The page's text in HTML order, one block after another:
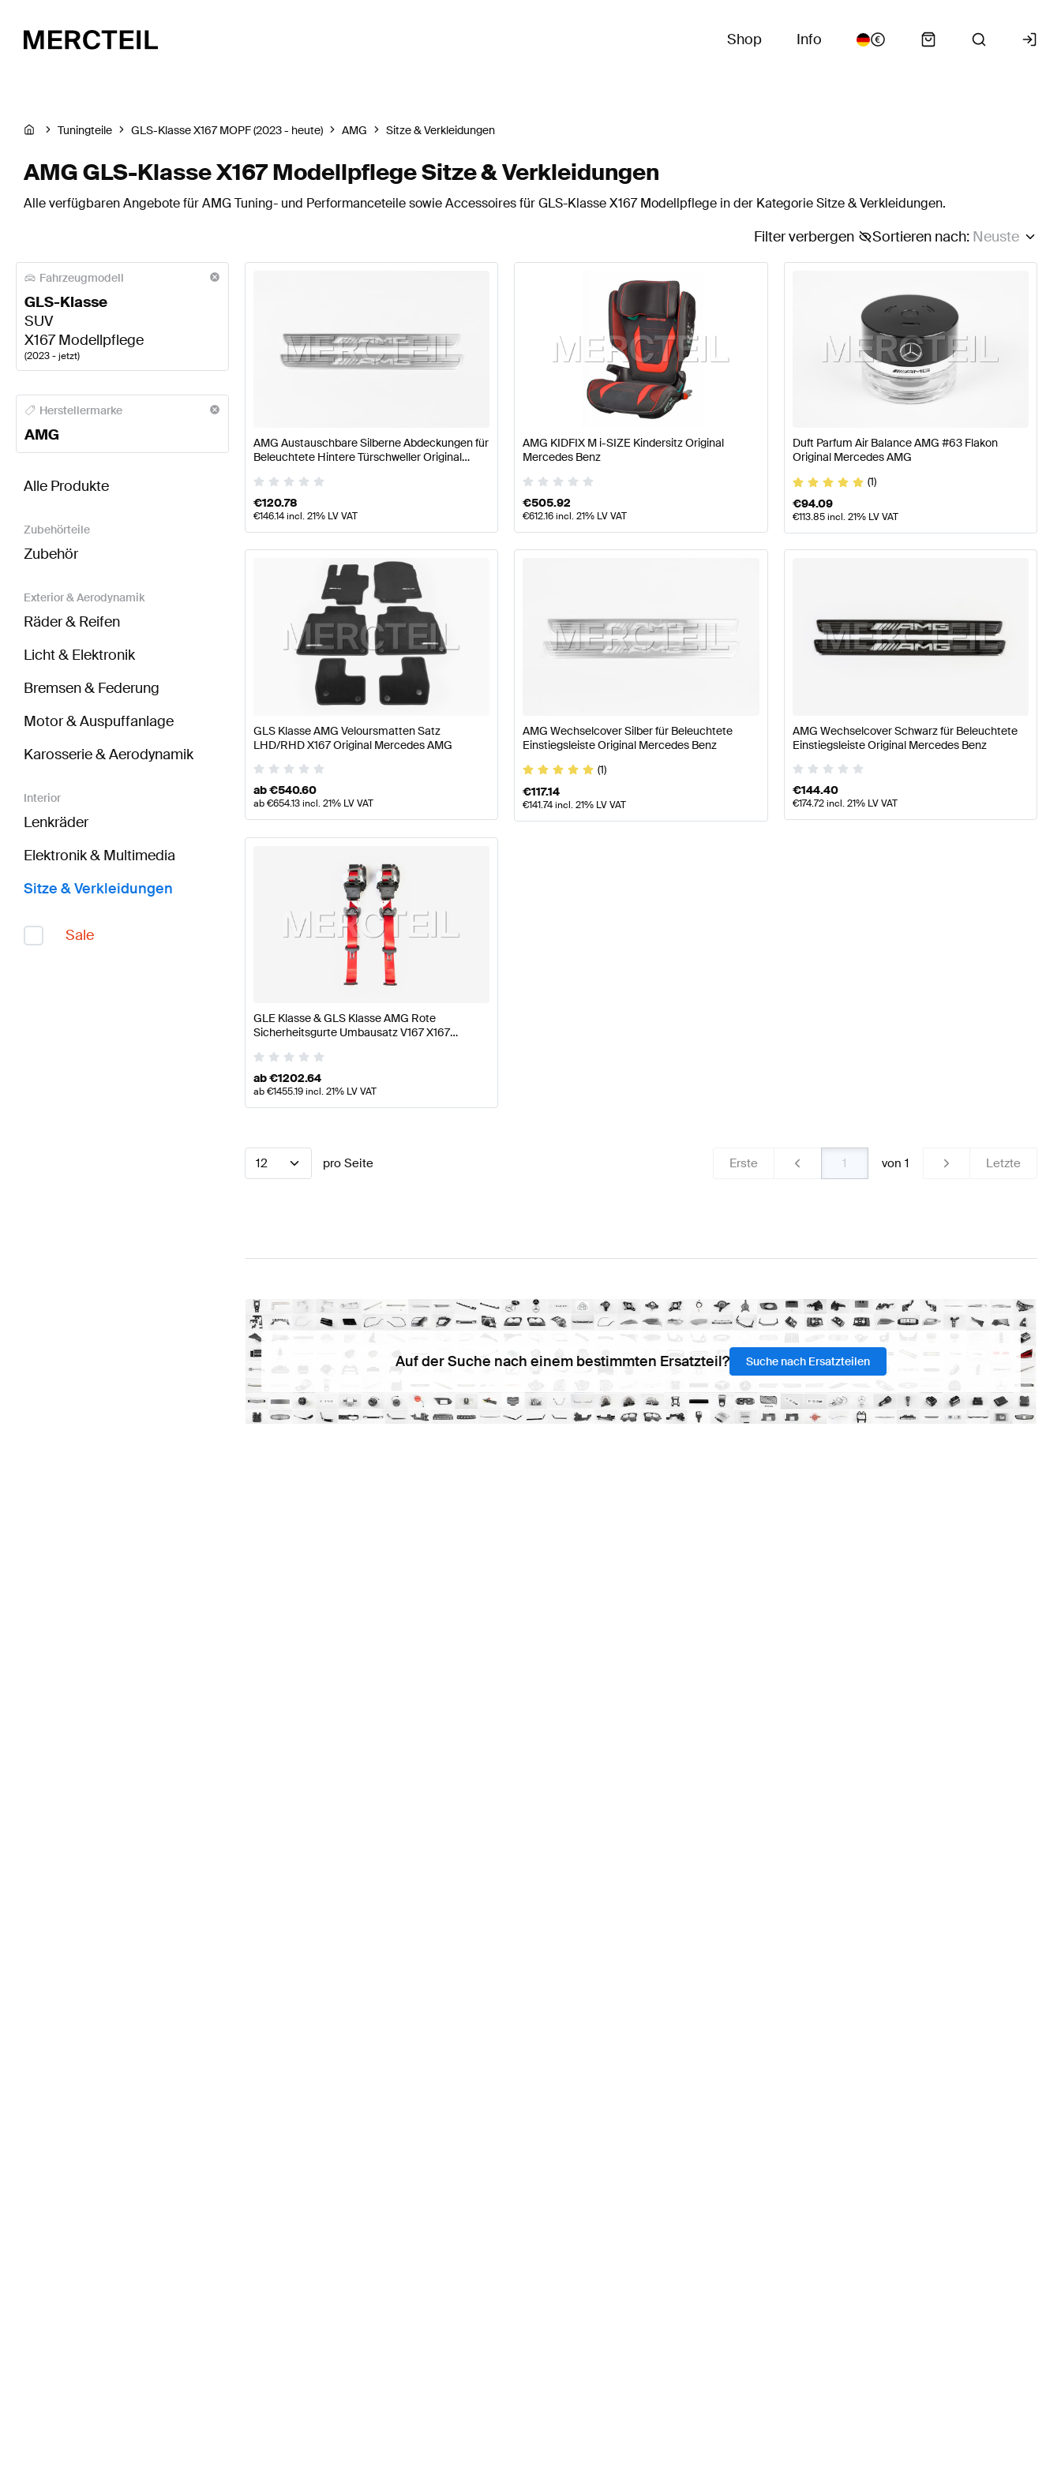
Shop Info
Tuningteile GLS-Klasse X167 MOPF (2023 - heute) AMG Sitze & Verkleidungen
AMG GLS-Klasse X167 Modellpflege Sitze & Verkleidungen
Alle verfügbaren Angebote für AMG Tuning- und Performanceteile sowie Accessoires für GLS-Klasse X167 Modellpflege in der Kategorie Sitze & Verkleidungen.
Sortieren nach: Neuste
Filter verbergen
Fahrzeugmodell
GLS-Klasse
SUV
X167 Modellpflege
(2023 - jetzt)
AMG A-Klasse Sitze & Verkleidungen AMG A-Klasse W177 Modellpflege Sitze & VerkleidungenAMG A-Klasse W177 Sitze & VerkleidungenAMG A-Klasse W176
Herstellermarke
AMG
AMG GLS-Klasse X167 Modellpflege Sitze & Verkleidungen
Mercedes-Benz GLS-Klasse X167
Alle Produkte
Zubehörteile
Zubehör
Exterior & Aerodynamik
Räder & Reifen
Licht & Elektronik
Bremsen & Federung
Motor & Auspuffanlage
Karosserie & Aerodynamik
Interior
Lenkräder
Elektronik & Multimedia
Sitze & Verkleidungen
Sale
AMG Austauschbare Silberne Abdeckungen für
Beleuchtete Hintere Türschweller Original
€120.78
€146.14incl. 21% LV VAT
AMG KIDFIX M i-SIZE Kindersitz Original
Mercedes Benz
€505.92
€612.16incl. 21% LV VAT
Duft Parfum Air Balance AMG #63 Flakon
Original Mercedes AMG
(1)
€94.09
€113.85incl. 21% LV VAT
GLS Klasse AMG Veloursmatten Satz
LHD/RHD X167 Original Mercedes AMG
ab€540.60
ab€654.13incl. 21% LV VAT
AMG Wechselcover Silber für Beleuchtete
Einstiegsleiste Original Mercedes Benz
(1)
€117.14
€141.74incl. 21% LV VAT
AMG Wechselcover Schwarz für Beleuchtete
Einstiegsleiste Original Mercedes Benz
€144.40
€174.72incl. 21% LV VAT
GLE Klasse & GLS Klasse AMG Rote
Sicherheitsgurte Umbausatz V167 X167
ab€1202.64
ab€1455.19incl. 21% LV VAT
12 pro Seite Erste von 1 Letzte
Auf der Suche nach einem bestimmten Ersatzteil? Suche nach Ersatzteilen